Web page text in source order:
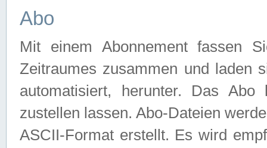
Abo
Mit einem Abonnement fassen
Zeitraumes zusammen und laden
automatisiert, herunter. Das
zustellen lassen. Abo-Dateien
ASCII-Format erstellt. Es wird